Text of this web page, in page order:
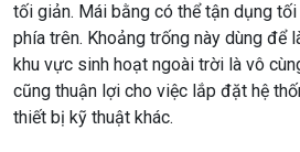
tối giản. Mái bằng có thể tận dụng
phía trên. Khoảng trống này dùng để
khu vực sinh hoạt ngoài trời là vô
cũng thuận lợi cho việc lắp đặt hệ
thiết bị kỹ thuật khác.